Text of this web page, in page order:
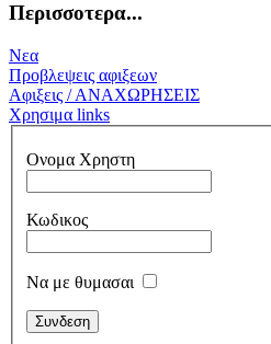
Περισσοτερα...
Νεα
Προβλεψεις αφιξεων
Αφιξεις / ΑΝΑΧΩΡΗΣΕΙΣ
Χρησιμα links
Ονομα Χρηστη
Κωδικος
Να με θυμασαι